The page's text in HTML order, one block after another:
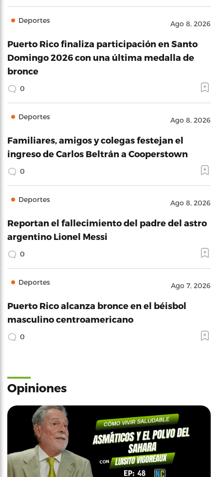
Deportes Ago 8, 2026
Puerto Rico finaliza participación en Santo
Domingo 2026 con una última medalla de
bronce
0
Deportes Ago 8, 2026
Familiares, amigos y colegas festejan el
ingreso de Carlos Beltrán a Cooperstown
0
Deportes Ago 8, 2026
Reportan el fallecimiento del padre del astro
argentino Lionel Messi
0
Deportes Ago 7, 2026
Puerto Rico alcanza bronce en el béisbol
masculino centroamericano
0
Opiniones